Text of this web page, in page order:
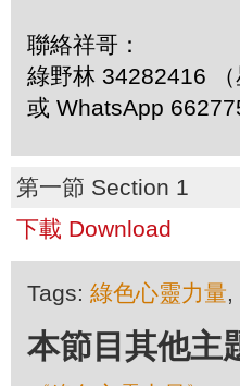
聯絡祥哥：
綠野林 34282416
或 WhatsApp
第一節 Section 1
下載 Download
Tags: 綠色心靈力量,
本節目其他